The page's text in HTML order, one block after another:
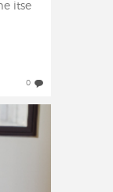
itse
0